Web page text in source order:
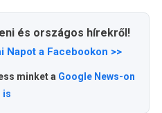
és országos hírekről!
Napot a Facebookon >>
minket a Google News-on
is